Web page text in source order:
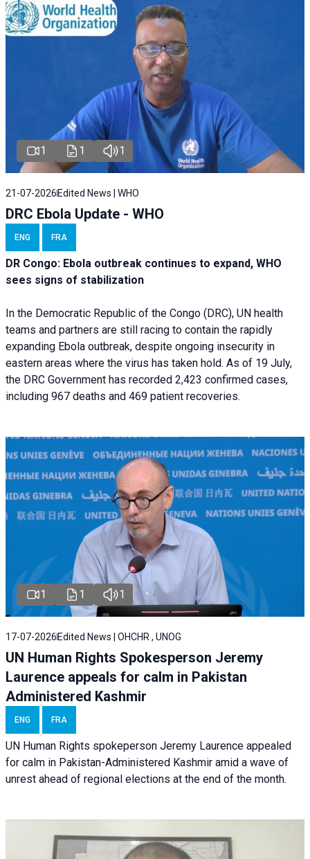
1 1 1
21-07-2026 Edited News | WHO
DRC Ebola Update - WHO
ENG FRA
DR Congo: Ebola outbreak continues to expand, WHO
sees signs of stabilization
In the Democratic Republic of the Congo (DRC), UN health
teams and partners are still racing to contain the rapidly
expanding Ebola outbreak, despite ongoing insecurity in
eastern areas where the virus has taken hold. As of 19 July,
the DRC Government has recorded 2,423 confirmed cases,
including 967 deaths and 469 patient recoveries.
1 1 1
17-07-2026 Edited News | OHCHR , UNOG
UN Human Rights Spokesperson Jeremy
Laurence appeals for calm in Pakistan
Administered Kashmir
ENG FRA
UN Human Rights spokeperson Jeremy Laurence appealed
for calm in Pakistan-Administered Kashmir amid a wave of
unrest ahead of regional elections at the end of the month.